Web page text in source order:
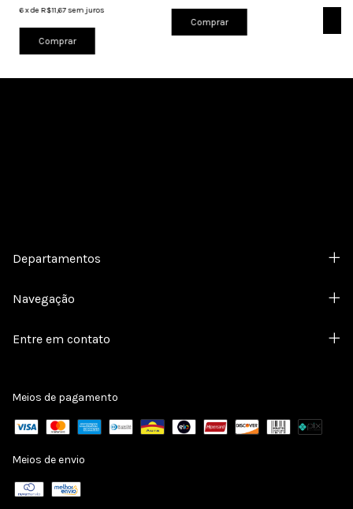
6xdeR$11,67sem juros
Comprar
Comprar
Departamentos
Navegação
Entre em contato
Meios de pagamento
Meios de envio